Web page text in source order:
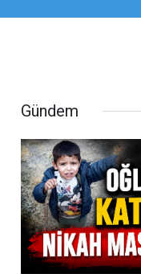
Gündem